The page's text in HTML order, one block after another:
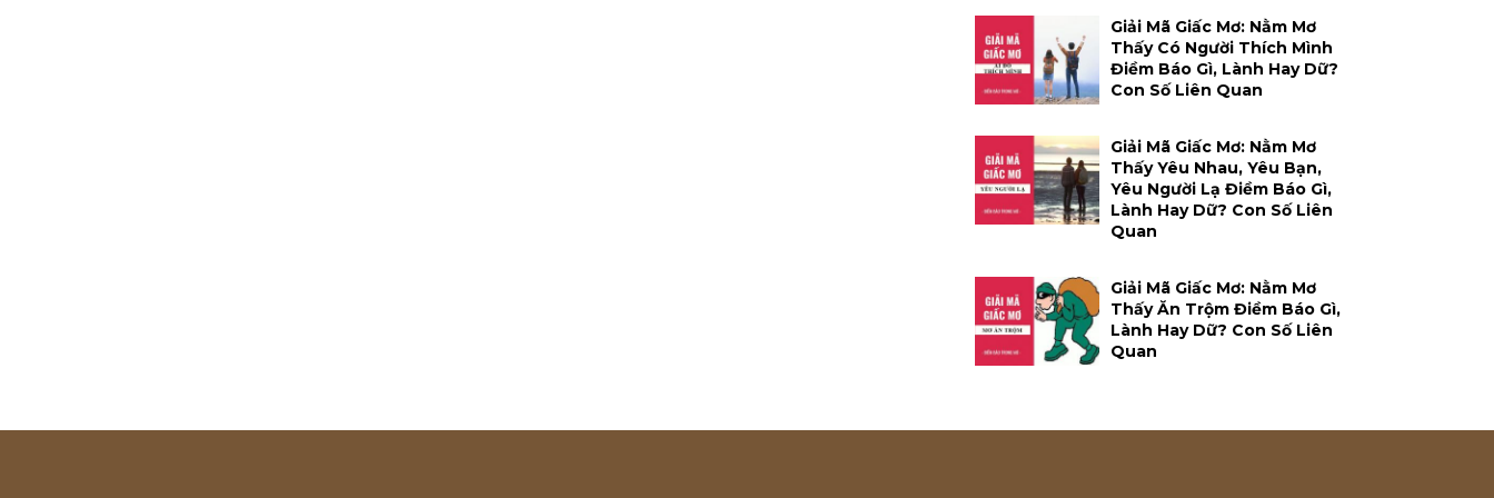
Giải Mã Giấc Mơ: Nằm Mơ
Thấy Có Người Thích Mình
Điềm Báo Gì, Lành Hay Dữ?
Con Số Liên Quan
Giải Mã Giấc Mơ: Nằm Mơ
Thấy Yêu Nhau, Yêu Bạn,
Yêu Người Lạ Điềm Báo Gì,
Lành Hay Dữ? Con Số Liên
Quan
Giải Mã Giấc Mơ: Nằm Mơ
Thấy Ăn Trộm Điềm Báo Gì,
Lành Hay Dữ? Con Số Liên
Quan